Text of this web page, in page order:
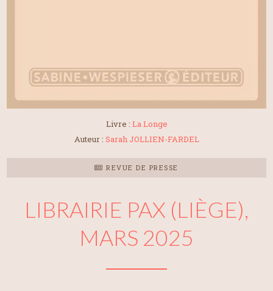
Livre : La Longe
Auteur : Sarah JOLLIEN-FARDEL
REVUE DE PRESSE
LIBRAIRIE PAX (LIÈGE),
MARS 2025